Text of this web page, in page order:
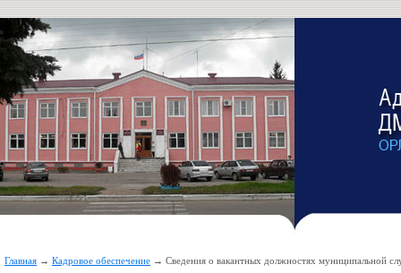
Главная → Кадровое обеспечение → Сведения о вакантных должностях муниципальной